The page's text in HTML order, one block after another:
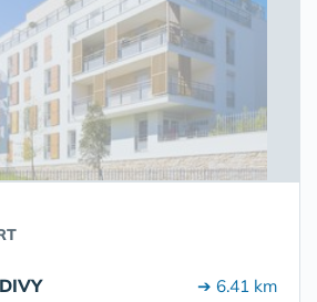
➔ 6.41 km